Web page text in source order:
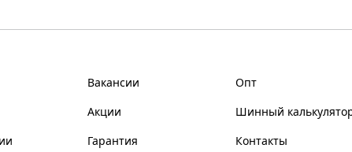
Вакансии
Акции
Гарантия
Опт
Шинный
Контакты